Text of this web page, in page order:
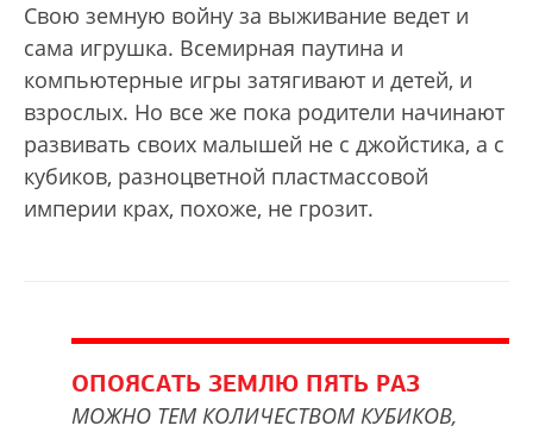
Свою земную войну за выживание ведет и
сама игрушка. Всемирная паутина и
компьютерные игры затягивают и детей, и
взрослых. Но все же пока родители начинают
развивать своих малышей не с джойстика, а с
кубиков, разноцветной пластмассовой
империи крах, похоже, не грозит.
ОПОЯСАТЬ ЗЕМЛЮ ПЯТЬ РАЗ
МОЖНО ТЕМ КОЛИЧЕСТВОМ КУБИКОВ,